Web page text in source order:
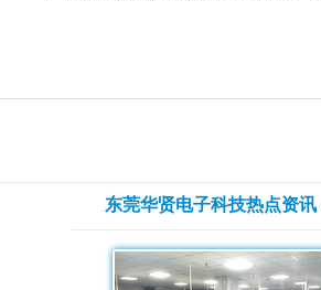
东莞华贤电子科技热点资讯